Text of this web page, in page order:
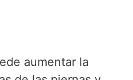
aumentar la